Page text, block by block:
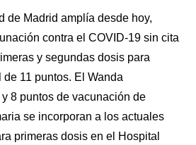
de Madrid amplía desde hoy,
contra el COVID-19 sin cita
y segundas dosis para
de 11 puntos. El Wanda
8 puntos de vacunación de
se incorporan a los actuales
primeras dosis en el Hospital